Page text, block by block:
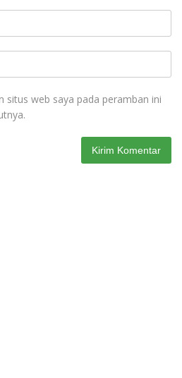
situs web saya pada peramban ini